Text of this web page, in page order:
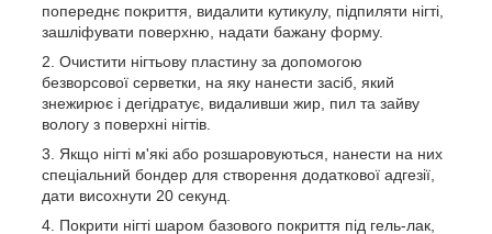
попереднє покриття, видалити кутикулу, підпиляти нігті,
зашліфувати поверхню, надати бажану форму.
Очистити нігтьову пластину за допомогою
безворсової серветки, на яку нанести засіб, який
знежирює і дегідратує, видаливши жир, пил та зайву
вологу з поверхні нігтів.
Якщо нігті м'які або розшаровуються, нанести на них
спеціальний бондер для створення додаткової адгезії,
дати висохнути 20 секунд.
Покрити нігті шаром базового покриття під гель-лак,